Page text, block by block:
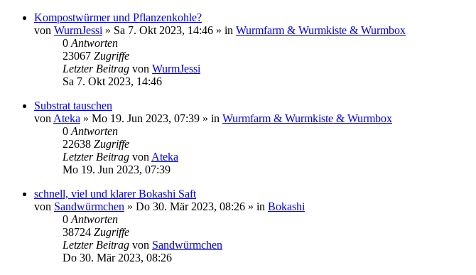
Kompostwürmer und Pflanzenkohle?
von WurmJessi » Sa 7. Okt 2023, 14:46 » in Wurmfarm & Wurmkiste & Wurmbox
0 Antworten
23067 Zugriffe
Letzter Beitrag von WurmJessi
Sa 7. Okt 2023, 14:46
Substrat tauschen
von Ateka » Mo 19. Jun 2023, 07:39 » in Wurmfarm & Wurmkiste & Wurmbox
0 Antworten
22638 Zugriffe
Letzter Beitrag von Ateka
Mo 19. Jun 2023, 07:39
schnell, viel und klarer Bokashi Saft
von Sandwürmchen » Do 30. Mär 2023, 08:26 » in Bokashi
0 Antworten
38724 Zugriffe
Letzter Beitrag von Sandwürmchen
Do 30. Mär 2023, 08:26